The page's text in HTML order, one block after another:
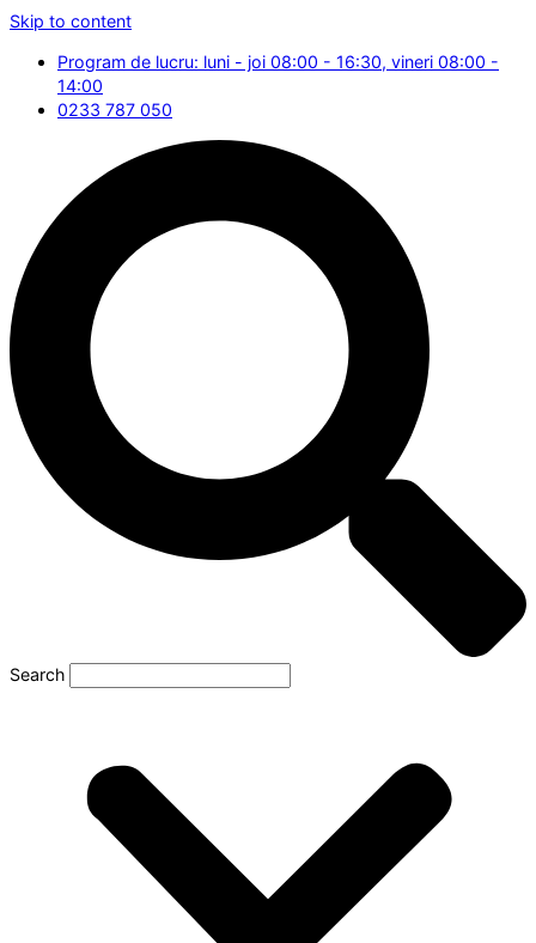
Skip to content
Program de lucru: luni - joi 08:00 - 16:30, vineri 08:00 -
14:00
0233 787 050
Search